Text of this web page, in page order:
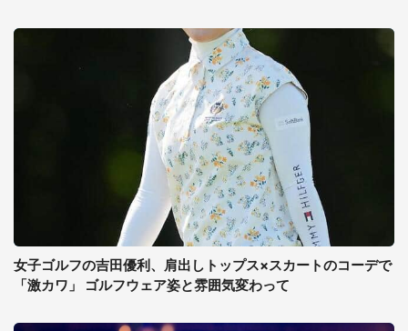
女子ゴルフの吉田優利、肩出しトップス×スカートのコーデで
「激カワ」 ゴルフウェア姿と雰囲気変わって